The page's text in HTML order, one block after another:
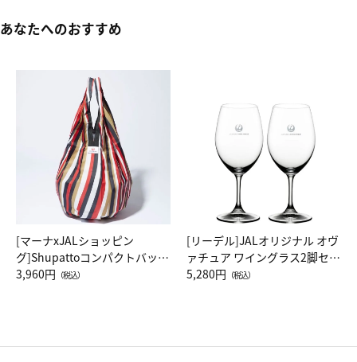
あなたへのおすすめ
[マーナxJALショッピン
グ]Shupattoコンパクトバッグ
Drop JAL客室乗務員（LC）ス
3,960円 （税込）
[リーデル]JALオリジナル オヴ
ァチュア ワイングラス2脚セッ
ト（レッドワイン）
5,280円 （税込）